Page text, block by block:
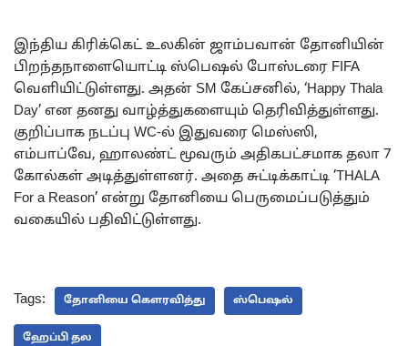
இந்திய கிரிக்கெட் உலகின் ஜாம்பவான் தோனியின்
பிறந்தநாளையொட்டி ஸ்பெஷல் போஸ்டரை FIFA
வெளியிட்டுள்ளது. அதன் SM கேப்சனில், ‘Happy Thala
Day’ என தனது வாழ்த்துகளையும் தெரிவித்துள்ளது.
குறிப்பாக நடப்பு WC-ல் இதுவரை மெஸ்ஸி,
எம்பாப்வே, ஹாலண்ட் மூவரும் அதிகபட்சமாக தலா 7
கோல்கள் அடித்துள்ளனர். அதை சுட்டிக்காட்டி ’THALA
For a Reason’ என்று தோனியை பெருமைப்படுத்தும்
வகையில் பதிவிட்டுள்ளது.
Tags: தோனியை கௌரவித்து ஸ்பெஷல்
ஹேப்பி தல